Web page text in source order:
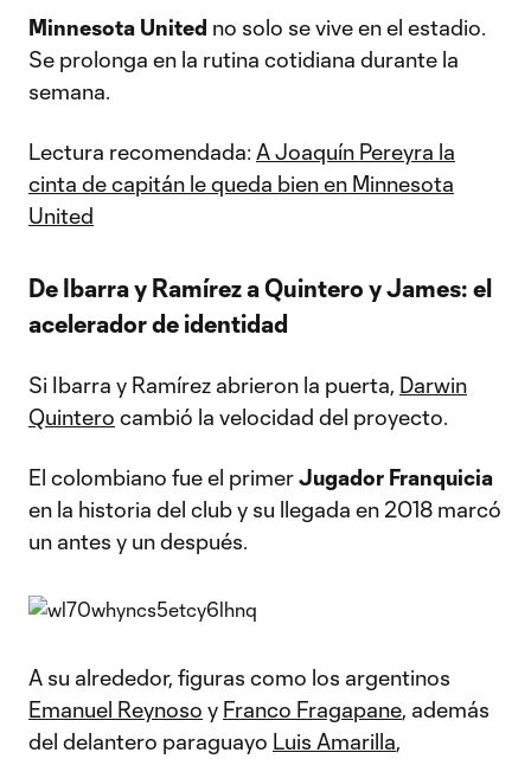
Minnesota United no solo se vive en el estadio.
Se prolonga en la rutina cotidiana durante la
semana.
Lectura recomendada: A Joaquín Pereyra la
cinta de capitán le queda bien en Minnesota
United
De Ibarra y Ramírez a Quintero y James: el
acelerador de identidad
Si Ibarra y Ramírez abrieron la puerta, Darwin
Quintero cambió la velocidad del proyecto.
El colombiano fue el primerJugador Franquicia
en la historia del club y su llegada en 2018 marcó
un antes y un después.
A su alrededor, figuras como los argentinos
Emanuel Reynoso y Franco Fragapane, además
del delantero paraguayo Luis Amarilla,